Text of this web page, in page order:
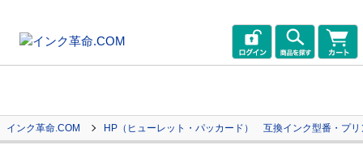
インク革命.COM HP（ヒューレット・パッカード） 互換インク型番・プリ